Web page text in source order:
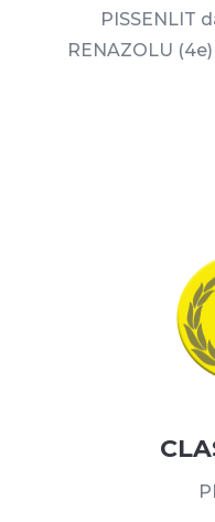
PISSENLIT
RENAZOLU